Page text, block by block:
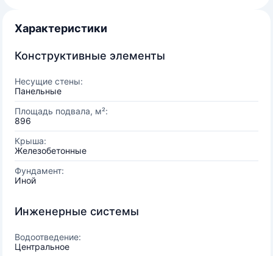
Характеристики
Конструктивные элементы
Несущие стены:
Панельные
Площадь подвала, м²:
896
Крыша:
Железобетонные
Фундамент:
Иной
Инженерные системы
Водоотведение:
Центральное